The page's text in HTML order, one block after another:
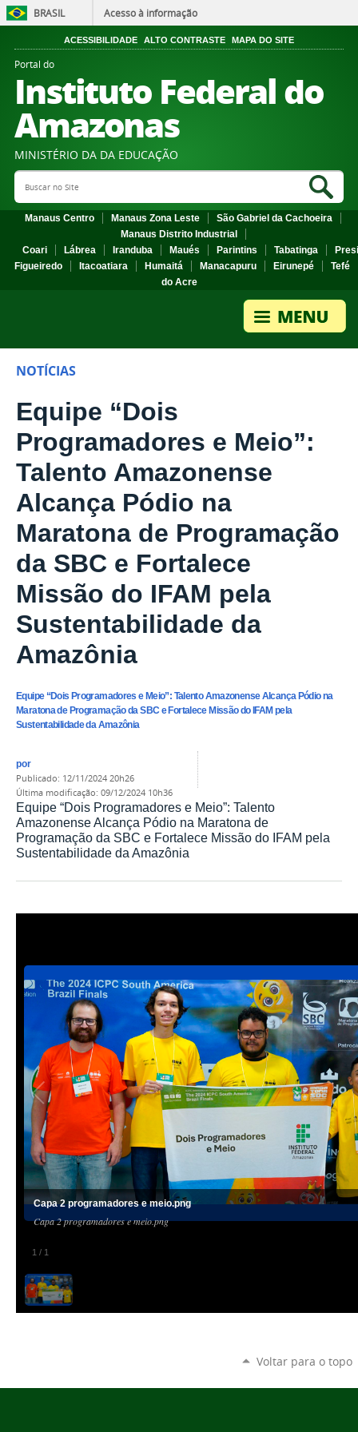
BRASIL Acesso à informação
ACESSIBILIDADE ALTO CONTRASTE MAPA DO SITE
Portal do
Instituto Federal do
Amazonas
MINISTÉRIO DA DA EDUCAÇÃO
Search Site
Manaus Centro Manaus Zona Leste
São Gabriel da Cachoeira
Manaus Distrito Industrial
Coari
Lábrea Iranduba Maués Parintins Tabatinga
Figueiredo
Itacoatiara Humaitá Manacapuru Eirunepé
Tefé
do Acre
NOTÍCIAS
Equipe “Dois
Programadores e Meio”:
Talento Amazonense
Alcança Pódio na
Maratona de Programação
da SBC e Fortalece
Missão do IFAM pela
Sustentabilidade da
Amazônia
Equipe “Dois Programadores e Meio”: Talento Amazonense Alcança Pódio na
Maratona de Programação da SBC e Fortalece Missão do IFAM pela
Sustentabilidade da Amazônia
por
publicado: 12/11/2024 20h26
última modificação: 09/12/2024 10h36
Equipe “Dois Programadores e Meio”: Talento
Amazonense Alcança Pódio na Maratona de
Programação da SBC e Fortalece Missão do IFAM pela
Sustentabilidade da Amazônia
1 / 1
Capa 2 programadores e meio.png
Capa 2 programadores e meio.png
Voltar para o topo